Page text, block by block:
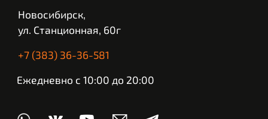
Новосибирск,
ул. Станционная, 60г
+7 (383) 36-36-581
Ежедневно с 10:00 до 20:00